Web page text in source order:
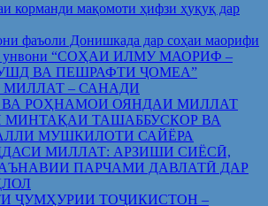
корманди мақомоти ҳифзи ҳуқуқ дар
фаъоли Донишкада дар соҳаи маорифи
унвони “СОҲАИ ИЛМУ МАОРИФ –
ВА ПЕШРАФТИ ҶОМЕА”
– САНАДИ
РОҲНАМОИ ОЯНДАИ МИЛЛАТ
МИНТАҚАИ ТАШАББУСКОР ВА
МУШКИЛОТИ САЙЁРА
МИЛЛАТ: АРЗИШИ СИЁСӢ,
ПАРЧАМИ ДАВЛАТӢ ДАР
ҶУМҲУРИИ ТОҶИКИСТОН –